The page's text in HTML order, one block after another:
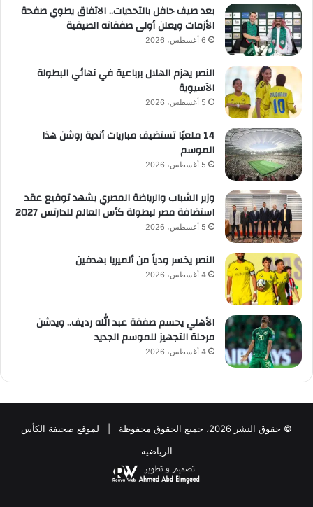
بعد صيف حافل بالتحديات.. الاتفاق يطوي صفحة
الأزمات ويعلن أولى صفقاته الصيفية
6 أغسطس، 2026
النصر يهزم الهلال برباعية في نهائي البطولة
الآسيوية
5 أغسطس، 2026
14 ملعبًا تستضيف مباريات أندية روشن هذا
الموسم
5 أغسطس، 2026
وزير الشباب والرياضة المصري يشهد توقيع عقد
استضافة مصر لبطولة كأس العالم للدارتس 2027
5 أغسطس، 2026
النصر يخسر ودياً من ألميريا بهدفين
4 أغسطس، 2026
الأهلي يحسم صفقة عبد الله رديف.. ويدشن
مرحلة التجهيز للموسم الجديد
4 أغسطس، 2026
© حقوق النشر 2026، جميع الحقوق محفوظة | لموقع صحيفة الكأس
الرياضية